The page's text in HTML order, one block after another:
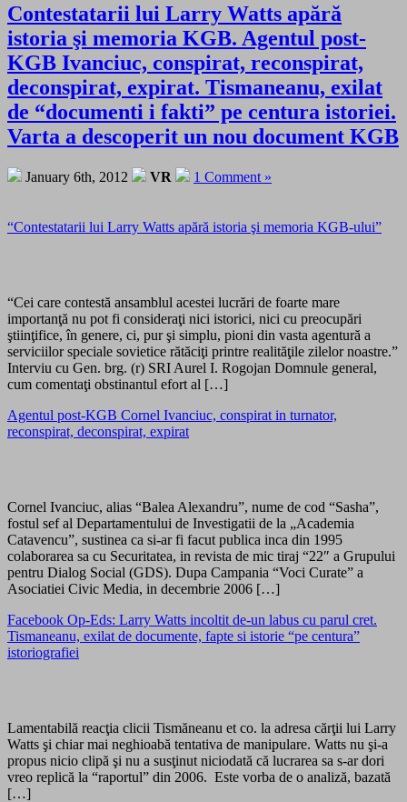
Contestatarii lui Larry Watts apără
istoria şi memoria KGB. Agentul post-
KGB Ivanciuc, conspirat, reconspirat,
deconspirat, expirat. Tismaneanu, exilat
de “documenti i fakti” pe centura istoriei.
Varta a descoperit un nou document KGB
January 6th, 2012 VR 1 Comment »
“Contestatarii lui Larry Watts apără istoria şi memoria KGB-ului”
“Cei care contestă ansamblul acestei lucrări de foarte mare
importanţă nu pot fi consideraţi nici istorici, nici cu preocupări
ştiinţifice, în genere, ci, pur şi simplu, pioni din vasta agentură a
serviciilor speciale sovietice rătăciţi printre realităţile zilelor noastre.”
Interviu cu Gen. brg. (r) SRI Aurel I. Rogojan Domnule general,
cum comentaţi obstinantul efort al […]
Agentul post-KGB Cornel Ivanciuc, conspirat in turnator,
reconspirat, deconspirat, expirat
Cornel Ivanciuc, alias “Balea Alexandru”, nume de cod “Sasha”,
fostul sef al Departamentului de Investigatii de la „Academia
Catavencu”, sustinea ca si-ar fi facut publica inca din 1995
colaborarea sa cu Securitatea, in revista de mic tiraj “22″ a Grupului
pentru Dialog Social (GDS). Dupa Campania “Voci Curate” a
Asociatiei Civic Media, in decembrie 2006 […]
Facebook Op-Eds: Larry Watts incoltit de-un labus cu parul cret.
Tismaneanu, exilat de documente, fapte si istorie “pe centura”
istoriografiei
Lamentabilă reacţia clicii Tismăneanu et co. la adresa cărţii lui Larry
Watts şi chiar mai neghioabă tentativa de manipulare. Watts nu şi-a
propus nicio clipă şi nu a susţinut niciodată că lucrarea sa s-ar dori
vreo replică la “raportul” din 2006. Este vorba de o analiză, bazată
[…]